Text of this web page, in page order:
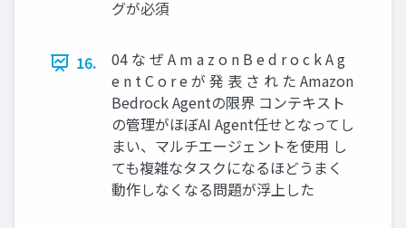
グが必須
16.
04 な ぜ A m a z o n B e d r o c k A g
e n t C o r e が 発 表 さ れ た Amazon
Bedrock Agentの限界 コンテキスト
の管理がほぼAI Agent任せとなってし
まい、マルチエージェントを使用 し
ても複雑なタスクになるほどうまく
動作しなくなる問題が浮上した